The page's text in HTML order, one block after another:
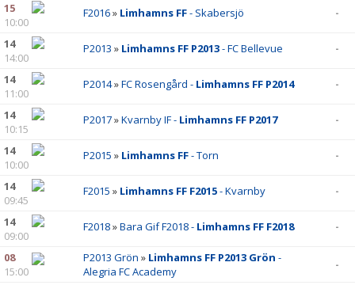
15
10:00
F2016» Limhamns FF- Skabersjö -
14
14:00
P2013 » Limhamns FF P2013- FC Bellevue -
14
11:00
P2014»FC Rosengård - Limhamns FF P2014 -
14
10:15
P2017»Kvarnby IF - Limhamns FF P2017 -
14
10:00
P2015 » Limhamns FF- Torn -
14
09:45
F2015 » Limhamns FF F2015- Kvarnby -
14
09:00
F2018»Bara Gif F2018 - Limhamns FF F2018 -
08
15:00
P2013 Grön » Limhamns FF P2013 Grön -
Alegria FC Academy
-